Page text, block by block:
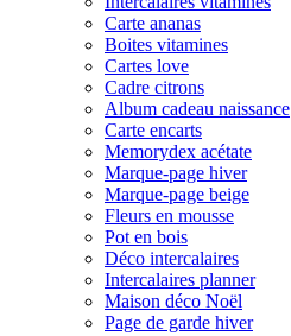
Carte ananas
Boites vitamines
Cartes love
Cadre citrons
Album cadeau naissance
Carte encarts
Memorydex acétate
Marque-page hiver
Marque-page beige
Fleurs en mousse
Pot en bois
Déco intercalaires
Intercalaires planner
Maison déco Noël
Page de garde hiver